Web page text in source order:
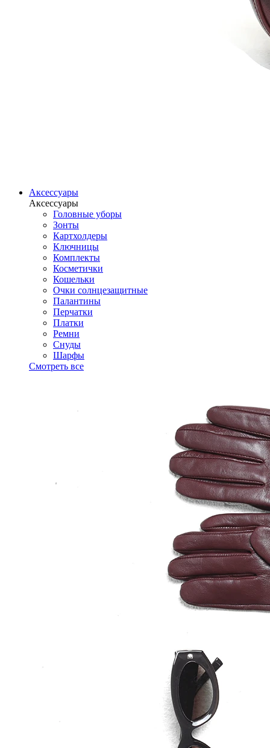
Аксессуары
Аксессуары
Головные уборы
Зонты
Картхолдеры
Ключницы
Комплекты
Косметички
Кошельки
Очки солнцезащитные
Палантины
Перчатки
Платки
Ремни
Снуды
Шарфы
Смотреть все